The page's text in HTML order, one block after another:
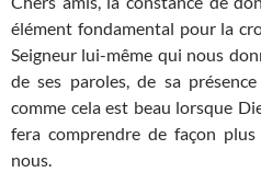
élément fondamental pour la
Seigneur lui-même qui nous
de ses paroles, de sa
comme cela est beau lorsque
fera comprendre de façon
nous.